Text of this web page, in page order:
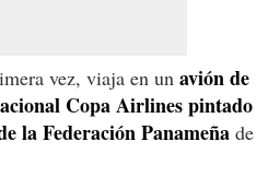
vez, viaja en un avión de
Copa Airlinespintado
la Federación Panameña de